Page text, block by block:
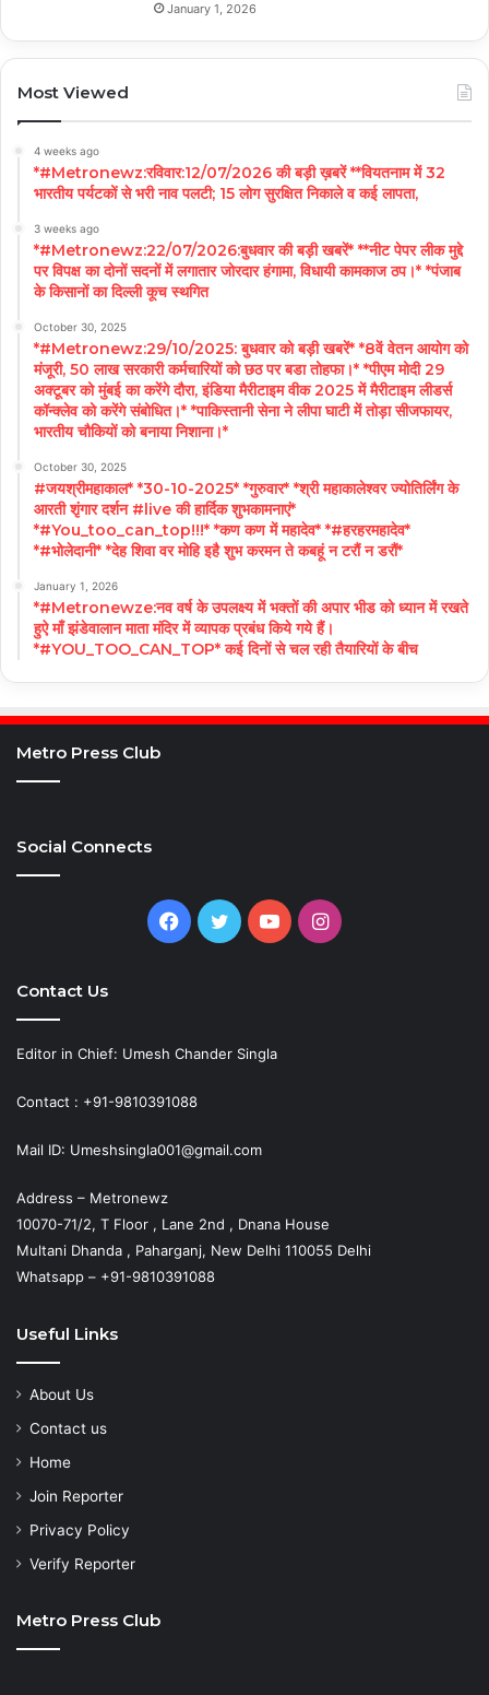
January 1, 2026
Most Viewed
4 weeks ago
*#Metronewz:रविवार:12/07/2026 की बड़ी ख़बरें **वियतनाम में 32
भारतीय पर्यटकों से भरी नाव पलटी; 15 लोग सुरक्षित निकाले व कई लापता,
3 weeks ago
*#Metronewz:22/07/2026:बुधवार की बड़ी खबरें* **नीट पेपर लीक मुद्दे
पर विपक्ष का दोनों सदनों में लगातार जोरदार हंगामा, विधायी कामकाज ठप।* *पंजाब
के किसानों का दिल्ली कूच स्थगित
October 30, 2025
*#Metronewz:29/10/2025: बुधवार को बड़ी खबरें* *8वें वेतन आयोग को
मंजूरी, 50 लाख सरकारी कर्मचारियों को छठ पर बडा तोहफा।* *पीएम मोदी 29
अक्टूबर को मुंबई का करेंगे दौरा, इंडिया मैरीटाइम वीक 2025 में मैरीटाइम लीडर्स
कॉन्क्लेव को करेंगे संबोधित।* *पाकिस्तानी सेना ने लीपा घाटी में तोड़ा सीजफायर,
भारतीय चौकियों को बनाया निशाना।*
October 30, 2025
#जयश्रीमहाकाल* *30-10-2025* *गुरुवार* *श्री महाकालेश्वर ज्योतिर्लिंग के
आरती शृंगार दर्शन #live की हार्दिक शुभकामनाएं*
*#You_too_can_top!!!* *कण कण में महादेव* *#हरहरमहादेव*
*#भोलेदानी* *देह शिवा वर मोहि इहै शुभ करमन ते कबहूं न टरौं न डरौं*
January 1, 2026
*#Metronewze:नव वर्ष के उपलक्ष्य में भक्तों की अपार भीड को ध्यान में रखते
हुऐ माँ झंडेवालान माता मंदिर में व्यापक प्रबंध किये गये हैं।
*#YOU_TOO_CAN_TOP* कई दिनों से चल रही तैयारियों के बीच
Metro Press Club
Social Connects
Facebook
TwitterYouTubeInstagram
Contact Us
Editor in Chief: Umesh Chander Singla
Contact : +91-9810391088
Mail ID: Umeshsingla001@gmail.com
Address – Metronewz
10070-71/2, T Floor , Lane 2nd , Dnana House
Multani Dhanda , Paharganj, New Delhi 110055 Delhi
Whatsapp – +91-9810391088
Useful Links
About Us
Contact us
Home
Join Reporter
Privacy Policy
Verify Reporter
Metro Press Club